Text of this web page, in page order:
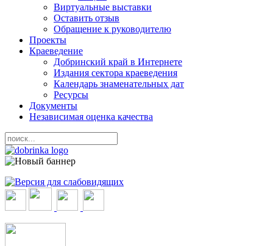
Виртуальные выставки
Оставить отзыв
Обращение к руководителю
Проекты
Краеведение
Добринский край в Интернете
Издания сектора краеведения
Календарь знаменательных дат
Ресурсы
Документы
Независимая оценка качества